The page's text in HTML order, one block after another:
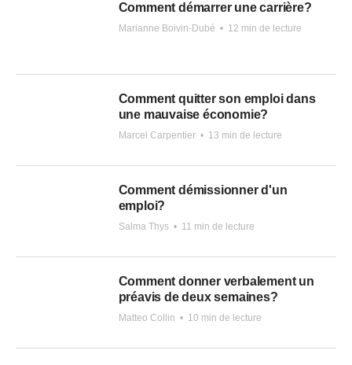
Comment démarrer une carrière?
Marianne Boivin-Dubé • 12 min de lecture
Comment quitter son emploi dans
une mauvaise économie?
Marcel Carpentier • 13 min de lecture
Comment démissionner d'un
emploi?
Salma Thys • 11 min de lecture
Comment donner verbalement un
préavis de deux semaines?
Matteo Collin • 10 min de lecture